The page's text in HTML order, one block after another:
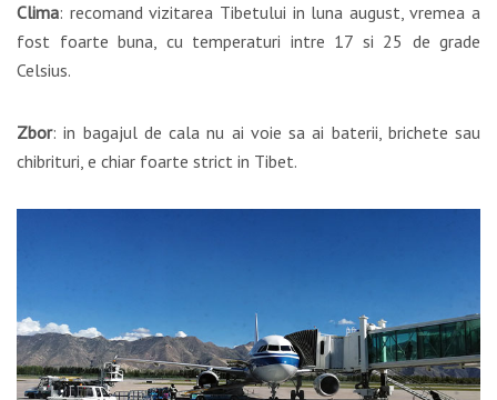
Clima: recomand vizitarea Tibetului in luna august, vremea a
fost foarte buna, cu temperaturi intre 17 si 25 de grade
Celsius.
Zbor: in bagajul de cala nu ai voie sa ai baterii, brichete sau
chibrituri, e chiar foarte strict in Tibet.